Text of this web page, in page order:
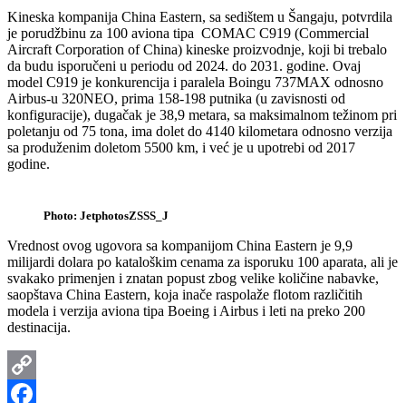
WhatsApp
Kineska kompanija China Eastern, sa sedištem u Šangaju, potvrdila
je porudžbinu za 100 aviona tipa COMAC C919 (Commercial
Aircraft Corporation of China) kineske proizvodnje, koji bi trebalo
da budu isporučeni u periodu od 2024. do 2031. godine. Ovaj
model C919 je konkurencija i paralela Boingu 737MAX odnosno
Airbus-u 320NEO, prima 158-198 putnika (u zavisnosti od
konfiguracije), dugačak je 38,9 metara, sa maksimalnom težinom pri
poletanju od 75 tona, ima dolet do 4140 kilometara odnosno verzija
sa produženim doletom 5500 km, i već je u upotrebi od 2017
godine.
Photo: JetphotosZSSS_J
Vrednost ovog ugovora sa kompanijom China Eastern je 9,9
milijardi dolara po kataloškim cenama za isporuku 100 aparata, ali je
svakako primenjen i znatan popust zbog velike količine nabavke,
saopštava China Eastern, koja inače raspolaže flotom različitih
modela i verzija aviona tipa Boeing i Airbus i leti na preko 200
destinacija.
Copy